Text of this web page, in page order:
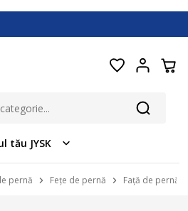
tău JYSK
pernă Fețe de pernă Față de pernă